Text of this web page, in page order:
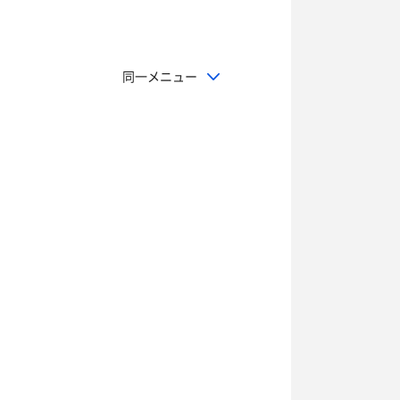
同一メニュー